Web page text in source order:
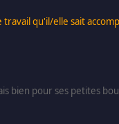
qu'il/elle sait
bien pour ses petites